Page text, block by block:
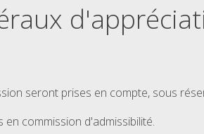
seront prises en compte, sous
commission d'admissibilité.